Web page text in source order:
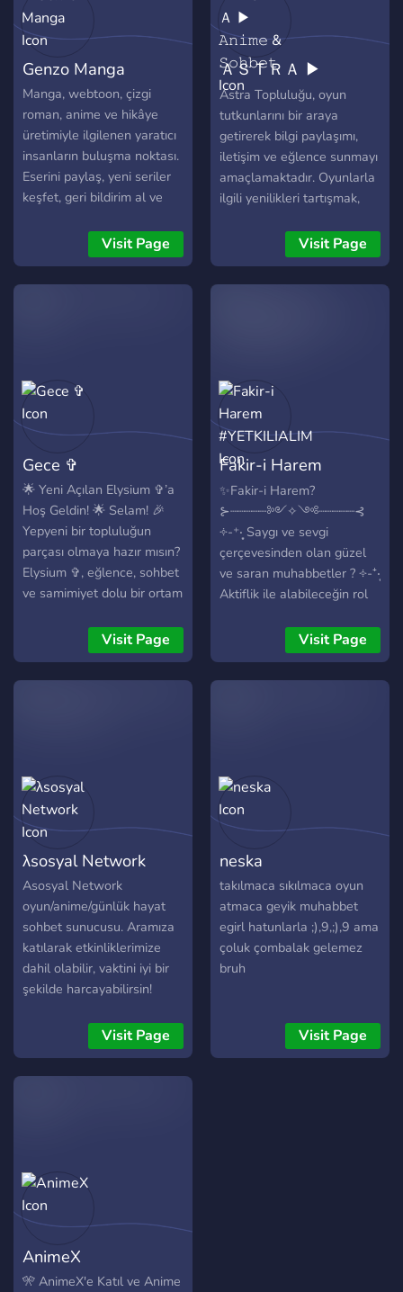
Genzo Manga
Manga, webtoon, çizgi
roman, anime ve hikâye
üretimiyle ilgilenen yaratıcı
insanların buluşma noktası.
Eserini paylaş, yeni seriler
keşfet, geri bildirim al ve
Hobi olarak yap diyenlere
Visit Page
ＡＳＴＲＡ ▶
𝙰𝚗𝚒𝚖𝚎 & 𝚂𝚘𝚑𝚋𝚎𝚝
Astra Topluluğu, oyun
tutkunlarını bir araya
getirerek bilgi paylaşımı,
iletişim ve eğlence sunmayı
amaçlamaktadır. Oyunlarla
ilgili yenilikleri tartışmak,
Türk oyuncular arasında
güçlü bağlar kurmak için
bize katılın!
Visit Page
Gece ✞
🌟 Yeni Açılan Elysium ✞’a
Hoş Geldin! 🌟 Selam! 🎉
Yepyeni bir topluluğun
parçası olmaya hazır mısın?
Elysium ✞, eğlence, sohbet
ve samimiyet dolu bir ortam
💬🎮 ✨ Burada seni neler
bekliyor? 🎉 Yeni
Başlangıçlar: Yepyeni bir
Oyun Arkadaşlığı: Favori
oyunlarında birlikte
eğlenebileceğin insanlar. 🎆
Etkinlikler: Müzik geceleri,
mini etkinlikler ve eğlenceli
aktivitelerle zamanın nasıl
geçtiğini anlamayacaksın!
Şimdi katıl ve birlikte güzel
anılar biriktirelim! 🌌
Visit Page
Fakir-i Harem
#YETKILIALIM
✨Fakir-i Harem?
⊱┈┈┈┈┈༻✧༺┈┈┈┈┈⊰
༓-⁺‧͙ Saygı ve sevgi
çerçevesinden olan güzel
ve saran muhabbetler ? ༓-⁺‧͙
Aktiflik ile alabileceğin rol
eğlenebileceğin botlar ve
ses kanalları ? ༓-⁺‧͙ Estetik
sunucuya özel emojiler ve
roller ? ༓-⁺‧͙ Hadi o zaman
Fakir-i Harem seni bekler! ?
Visit Page
λsosyal Network
Asosyal Network
oyun/anime/günlük hayat
sohbet sunucusu. Aramıza
katılarak etkinliklerimize
dahil olabilir, vaktini iyi bir
şekilde harcayabilirsin!
Visit Page
neska
takılmaca sıkılmaca oyun
atmaca geyik muhabbet
egirl hatunlarla ;),9,;),9 ama
çoluk çombalak gelemez
bruh
Visit Page
AnimeX
🎌 AnimeX'e Katıl ve Anime